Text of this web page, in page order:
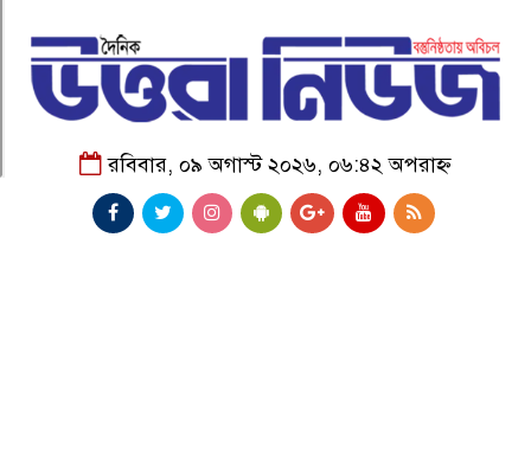
রবিবার, ০৯ অগাস্ট ২০২৬, ০৬:৪২ অপরাহ্ন